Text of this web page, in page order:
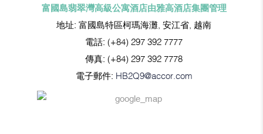
富國島翡翠灣高級公寓酒店由雅高酒店集團管理
地址: 富國島特區柯瑪海灘, 安江省, 越南
電話: (+84) 297 392 7777
傳真: (+84) 297 392 7778
電子郵件: HB2Q9@accor.com